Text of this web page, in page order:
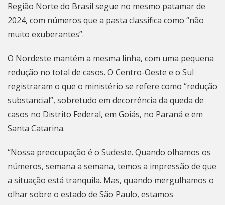
Região Norte do Brasil segue no mesmo patamar de
2024, com números que a pasta classifica como “não
muito exuberantes”.
O Nordeste mantém a mesma linha, com uma pequena
redução no total de casos. O Centro-Oeste e o Sul
registraram o que o ministério se refere como “redução
substancial”, sobretudo em decorrência da queda de
casos no Distrito Federal, em Goiás, no Paraná e em
Santa Catarina.
“Nossa preocupação é o Sudeste. Quando olhamos os
números, semana a semana, temos a impressão de que
a situação está tranquila. Mas, quando mergulhamos o
olhar sobre o estado de São Paulo, estamos